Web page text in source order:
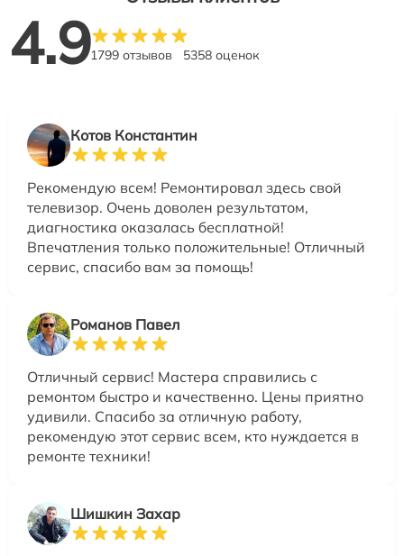
4.91799 отзывов 5358 оценок
Котов Константин
Рекомендую всем! Ремонтировал здесь свой
телевизор. Очень доволен результатом,
диагностика оказалась бесплатной!
Впечатления только положительные! Отличный
сервис, спасибо вам за помощь!
Романов Павел
Отличный сервис! Мастера справились с
ремонтом быстро и качественно. Цены приятно
удивили. Спасибо за отличную работу,
рекомендую этот сервис всем, кто нуждается в
ремонте техники!
Шишкин Захар